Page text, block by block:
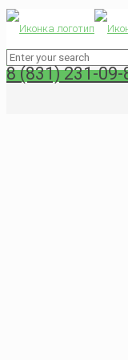
8 (831) 231-09-
Мойка фасадов в
Мойка окон
Мойка фасадов в